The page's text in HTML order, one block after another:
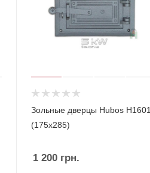
Зольные дверцы Hubos Н1601
(175х285)
1 200грн.